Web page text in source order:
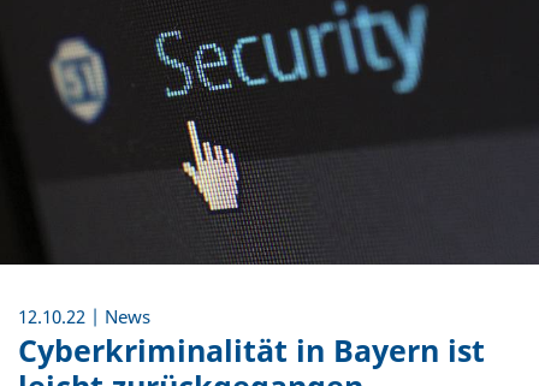
12.10.22 | News
Cyberkriminalität in Bayern ist